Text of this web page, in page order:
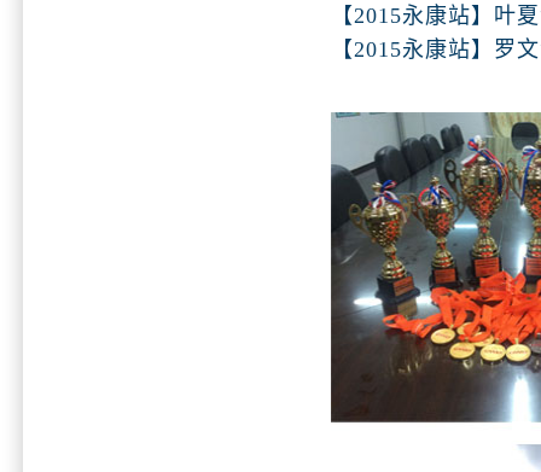
【2015永康站】叶
【2015永康站】罗